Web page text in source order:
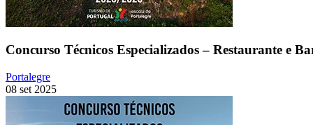
Concurso Técnicos Especializados – Restaurante e
Portalegre
08 set 2025